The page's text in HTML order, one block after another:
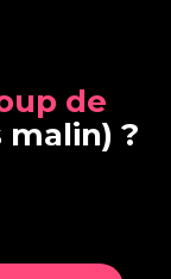
up de
malin) ?